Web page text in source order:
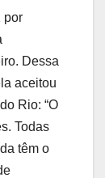
por
Dessa
aceitou
Rio: “O
Todas
têm o